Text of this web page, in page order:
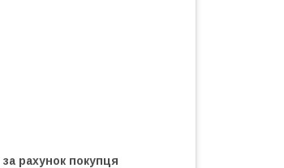
за рахунок покупця